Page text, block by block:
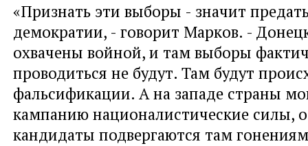
«Признать эти выборы - значит
демократии, - говорит Марков. -
охвачены войной, и там выборы
проводиться не будут. Там будут
фальсификации. А на западе страны
кампанию националистические силы,
кандидаты подвергаются там